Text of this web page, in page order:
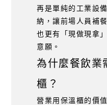
再是單純的工業設
納，讓前場人員補
也更有「現做現拿
意願。
為什麼餐飲業
櫃？
營業用保溫櫃的價